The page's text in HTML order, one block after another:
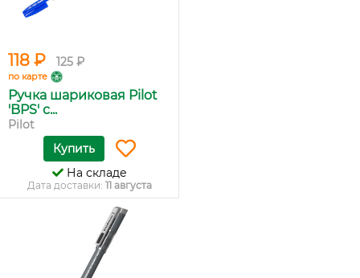
118 ₽ 125 ₽
по карте
Ручка шариковая Pilot
'BPS' с...
Pilot
Купить
На складе
Дата доставки: 11 августа